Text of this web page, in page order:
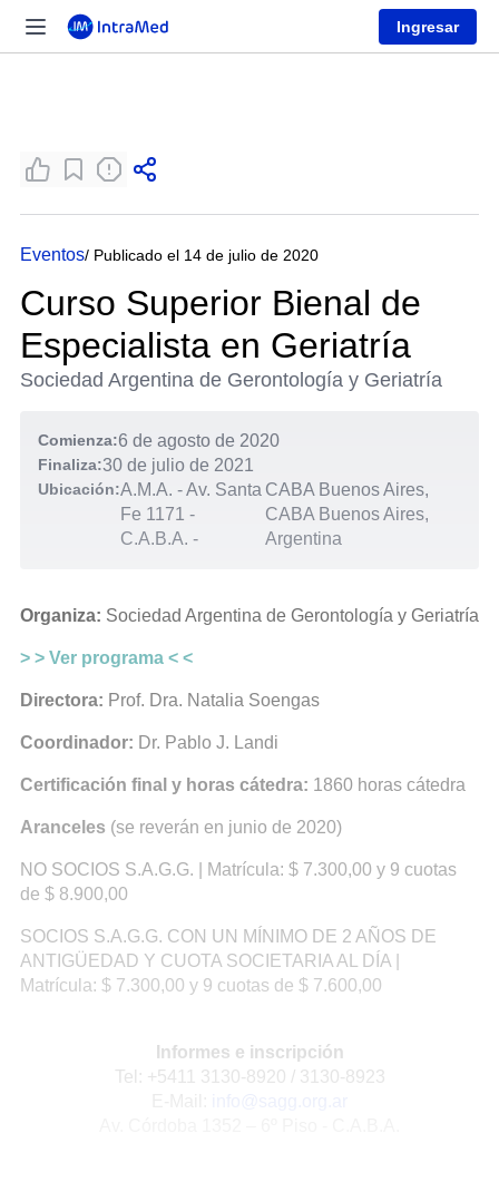
Ingresar
Eventos/ Publicado el 14 de julio de 2020
Curso Superior Bienal de
Especialista en Geriatría
Sociedad Argentina de Gerontología y Geriatría
Comienza:6 de agosto de 2020
Finaliza:30 de julio de 2021
Ubicación:A.M.A. - Av. Santa
Fe 1171 -
C.A.B.A. -
CABA Buenos Aires,
CABA Buenos Aires,
Argentina
Organiza: Sociedad Argentina de Gerontología y Geriatría
> > Ver programa < <
Directora: Prof. Dra. Natalia Soengas
Coordinador: Dr. Pablo J. Landi
Certificación final y horas cátedra: 1860 horas cátedra
Aranceles (se reverán en junio de 2020)
NO SOCIOS S.A.G.G. | Matrícula: $ 7.300,00 y 9 cuotas
de $ 8.900,00
SOCIOS S.A.G.G. CON UN MÍNIMO DE 2 AÑOS DE
ANTIGÜEDAD Y CUOTA SOCIETARIA AL DÍA |
Matrícula: $ 7.300,00 y 9 cuotas de $ 7.600,00
Informes e inscripción
Tel: +5411 3130-8920 / 3130-8923